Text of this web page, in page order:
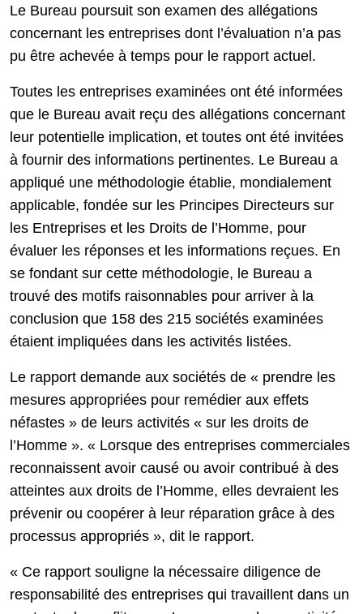
Le Bureau poursuit son examen des allégations
concernant les entreprises dont l’évaluation n’a pas
pu être achevée à temps pour le rapport actuel.
Toutes les entreprises examinées ont été informées
que le Bureau avait reçu des allégations concernant
leur potentielle implication, et toutes ont été invitées
à fournir des informations pertinentes. Le Bureau a
appliqué une méthodologie établie, mondialement
applicable, fondée sur les Principes Directeurs sur
les Entreprises et les Droits de l’Homme, pour
évaluer les réponses et les informations reçues. En
se fondant sur cette méthodologie, le Bureau a
trouvé des motifs raisonnables pour arriver à la
conclusion que 158 des 215 sociétés examinées
étaient impliquées dans les activités listées.
Le rapport demande aux sociétés de « prendre les
mesures appropriées pour remédier aux effets
néfastes » de leurs activités « sur les droits de
l’Homme ». « Lorsque des entreprises commerciales
reconnaissent avoir causé ou avoir contribué à des
atteintes aux droits de l’Homme, elles devraient les
prévenir ou coopérer à leur réparation grâce à des
processus appropriés », dit le rapport.
« Ce rapport souligne la nécessaire diligence de
responsabilité des entreprises qui travaillent dans un